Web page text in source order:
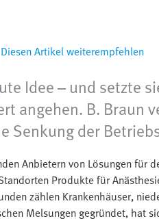
Diesen Artikel weiterempfehlen
Idee – und setzte
angehen. B. Braun
Senkung der
Anbietern von Lösungen für
Produkte für
zählen Krankenhäuser,
Melsungen gegründet, hat